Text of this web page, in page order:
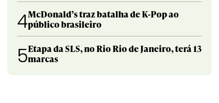
4McDonald’s traz batalha de K-Pop ao
público brasileiro
5Etapa da SLS, no Rio Rio de Janeiro, terá 13
marcas